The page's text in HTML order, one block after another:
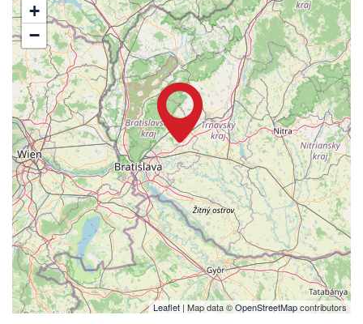
+
−
Leaflet | Map data ©OpenStreetMapcontributors